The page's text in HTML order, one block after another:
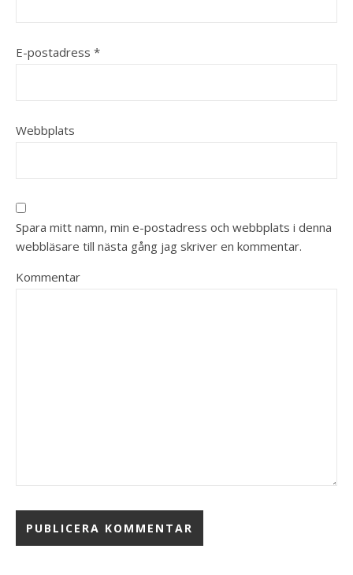
E-postadress *
Webbplats
Spara mitt namn, min e-postadress och webbplats i denna
webbläsare till nästa gång jag skriver en kommentar.
Kommentar